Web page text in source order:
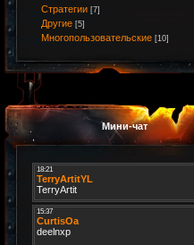
Стратегии [7]
Другие [5]
Многопользовательские [10]
Мини-чат